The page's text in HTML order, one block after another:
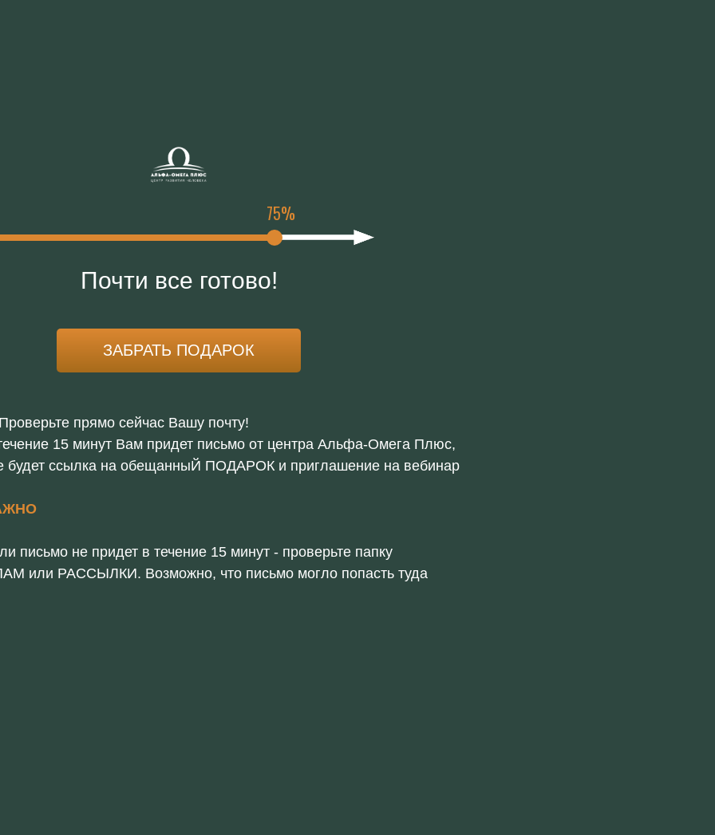
Почти все готово!
прямо сейчас Вашу почту!
15 минут Вам придет письмо от центра Альфа-Омега Плюс,
будет ссылка на обещанныЙ ПОДАРОК и приглашение на вебинар
письмо не придет в течение 15 минут - проверьте папку
или РАССЫЛКИ. Возможно, что письмо могло попасть туда
75%
ЗАБРАТЬ ПОДАРОК